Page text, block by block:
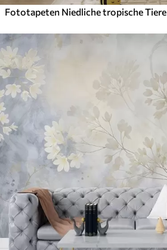
Fototapeten Niedliche tropische Tiere